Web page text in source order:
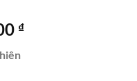
₫Giá